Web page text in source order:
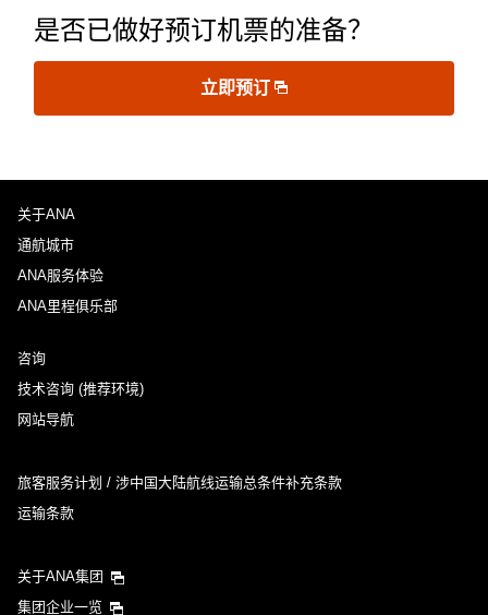
是否已做好预订机票的准备？
立即预订
关于ANA
通航城市
ANA服务体验
ANA里程俱乐部
咨询
技术咨询 (推荐环境)
网站导航
旅客服务计划 / 涉中国大陆航线运输总条件补充条款
运输条款
关于ANA集团
集团企业一览